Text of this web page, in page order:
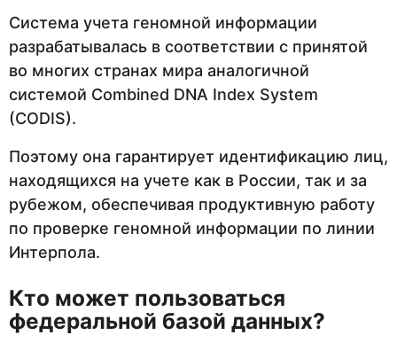
Система учета геномной информации
разрабатывалась в соответствии с принятой
во многих странах мира аналогичной
системой Combined DNA Index System
(CODIS).
Поэтому она гарантирует идентификацию лиц,
находящихся на учете как в России, так и за
рубежом, обеспечивая продуктивную работу
по проверке геномной информации по линии
Интерпола.
Кто может пользоваться
федеральной базой данных?